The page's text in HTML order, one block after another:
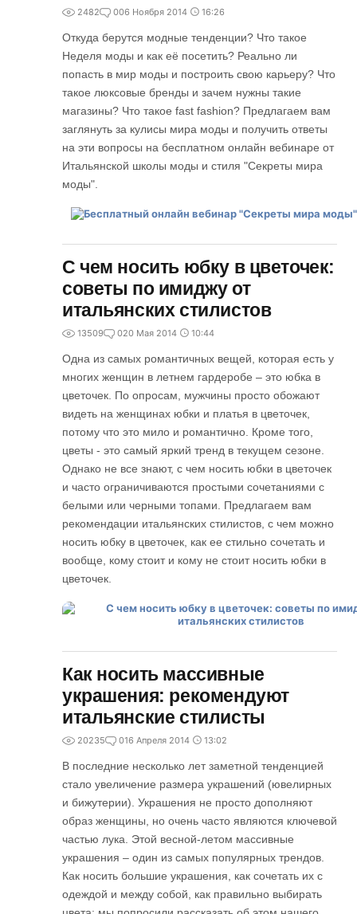
2482 006 Ноября 2014 16:26
Откуда берутся модные тенденции? Что такое
Неделя моды и как её посетить? Реально ли
попасть в мир моды и построить свою карьеру? Что
такое люксовые бренды и зачем нужны такие
магазины? Что такое fast fashion? Предлагаем вам
заглянуть за кулисы мира моды и получить ответы
на эти вопросы на бесплатном онлайн вебинаре от
Итальянской школы моды и стиля "Секреты мира
моды".
С чем носить юбку в цветочек:
советы по имиджу от
итальянских стилистов
13509 020 Мая 2014 10:44
Одна из самых романтичных вещей, которая есть у
многих женщин в летнем гардеробе – это юбка в
цветочек. По опросам, мужчины просто обожают
видеть на женщинах юбки и платья в цветочек,
потому что это мило и романтично. Кроме того,
цветы - это самый яркий тренд в текущем сезоне.
Однако не все знают, с чем носить юбки в цветочек
и часто ограничиваются простыми сочетаниями с
белыми или черными топами. Предлагаем вам
рекомендации итальянских стилистов, с чем можно
носить юбку в цветочек, как ее стильно сочетать и
вообще, кому стоит и кому не стоит носить юбки в
цветочек.
Как носить массивные
украшения: рекомендуют
итальянские стилисты
20235 016 Апреля 2014 13:02
В последние несколько лет заметной тенденцией
стало увеличение размера украшений (ювелирных
и бижутерии). Украшения не просто дополняют
образ женщины, но очень часто являются ключевой
частью лука. Этой весной-летом массивные
украшения – один из самых популярных трендов.
Как носить большие украшения, как сочетать их с
одеждой и между собой, как правильно выбирать